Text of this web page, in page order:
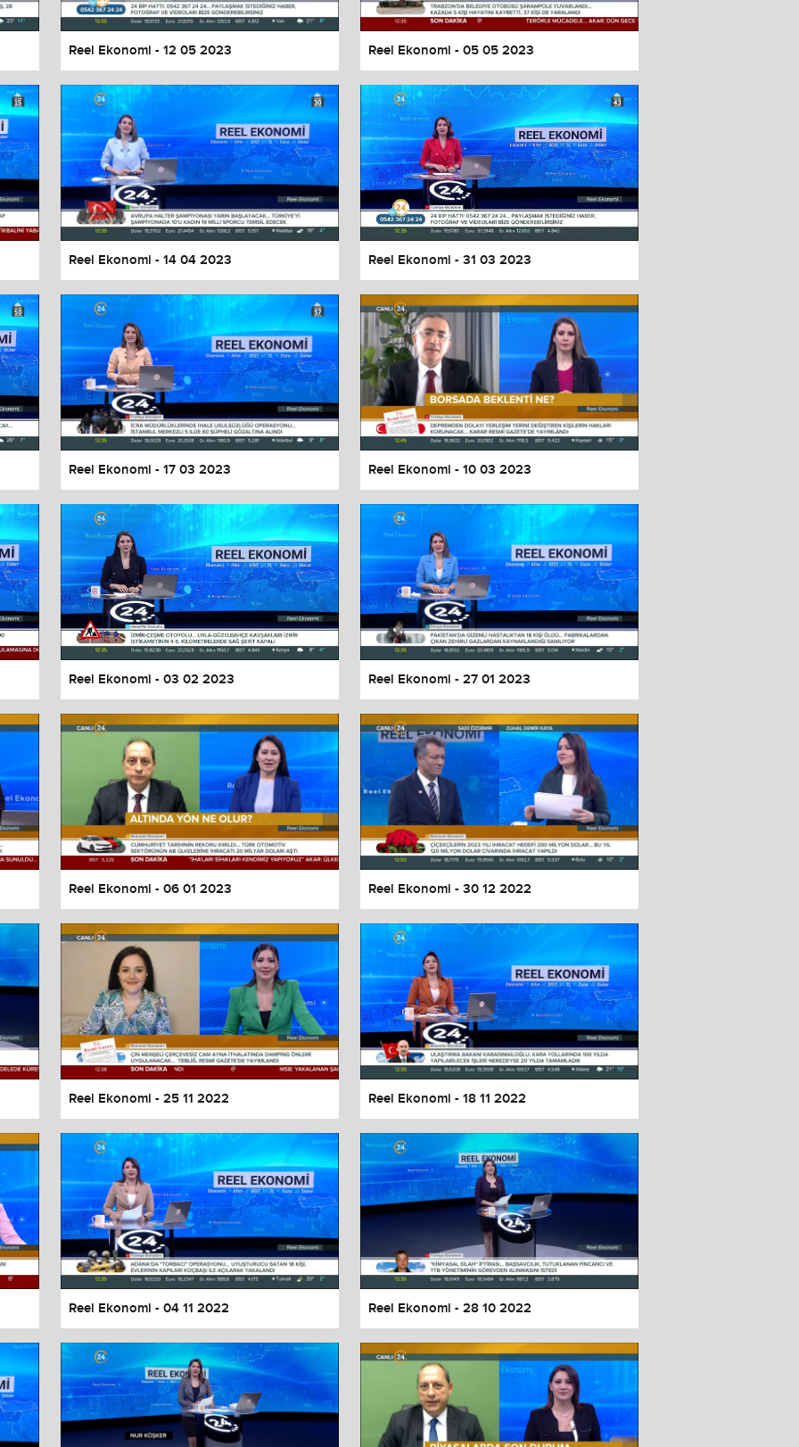
Done
Reel Ekonomi - 12 05 2023 Reel Ekonomi - 05 05 2023
Reel Ekonomi - 14 04 2023 Reel Ekonomi - 31 03 2023
Reel Ekonomi - 17 03 2023 Reel Ekonomi - 10 03 2023
Reel Ekonomi - 03 02 2023 Reel Ekonomi - 27 01 2023
Reel Ekonomi - 06 01 2023 Reel Ekonomi - 30 12 2022
Reel Ekonomi - 25 11 2022 Reel Ekonomi - 18 11 2022
Reel Ekonomi - 04 11 2022 Reel Ekonomi - 28 10 2022